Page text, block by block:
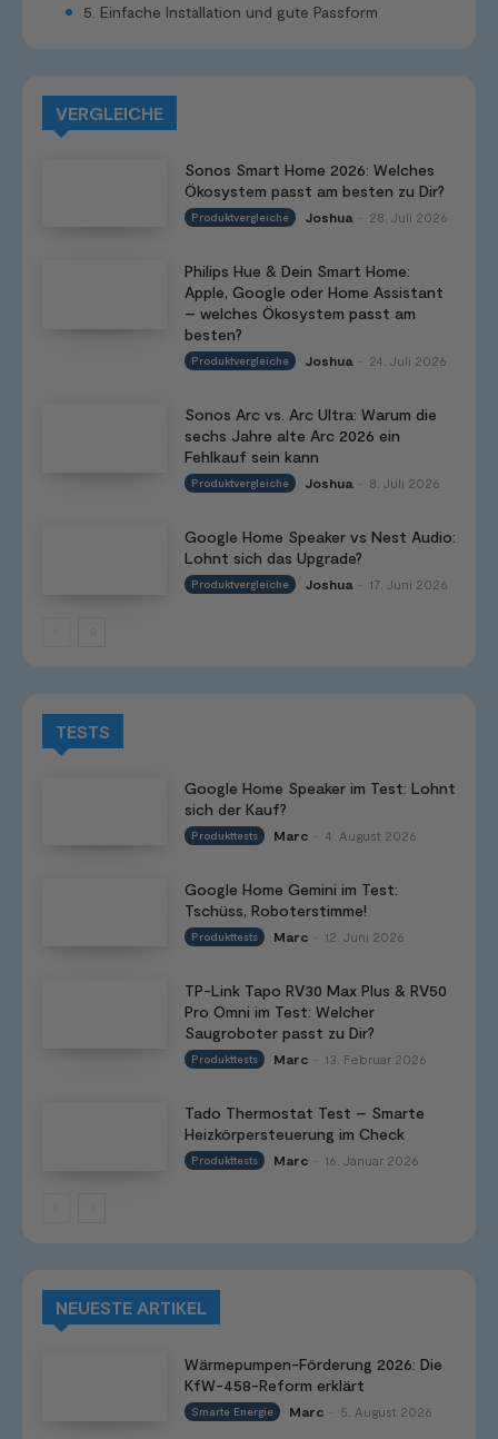
5. Einfache Installation und gute Passform
VERGLEICHE
Sonos Smart Home 2026: Welches
Ökosystem passt am besten zu Dir?
Produktvergleiche Joshua 28. Juli 2026
Philips Hue & Dein Smart Home:
Apple, Google oder Home Assistant
– welches Ökosystem passt am
besten?
Produktvergleiche Joshua 24. Juli 2026
Sonos Arc vs. Arc Ultra: Warum die
sechs Jahre alte Arc 2026 ein
Fehlkauf sein kann
Produktvergleiche Joshua 8. Juli 2026
Google Home Speaker vs Nest Audio:
Lohnt sich das Upgrade?
Produktvergleiche Joshua 17. Juni 2026
TESTS
Google Home Speaker im Test: Lohnt
sich der Kauf?
Produkttests Marc 4. August 2026
Google Home Gemini im Test:
Tschüss, Roboterstimme!
Produkttests Marc 12. Juni 2026
TP-Link Tapo RV30 Max Plus & RV50
Pro Omni im Test: Welcher
Saugroboter passt zu Dir?
Produkttests Marc 13. Februar 2026
Tado Thermostat Test – Smarte
Heizkörpersteuerung im Check
Produkttests Marc 16. Januar 2026
NEUESTE ARTIKEL
Wärmepumpen-Förderung 2026: Die
KfW-458-Reform erklärt
Smarte Energie Marc 5. August 2026